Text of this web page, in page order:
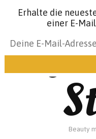
Beauty
Erhalte die
einer E-